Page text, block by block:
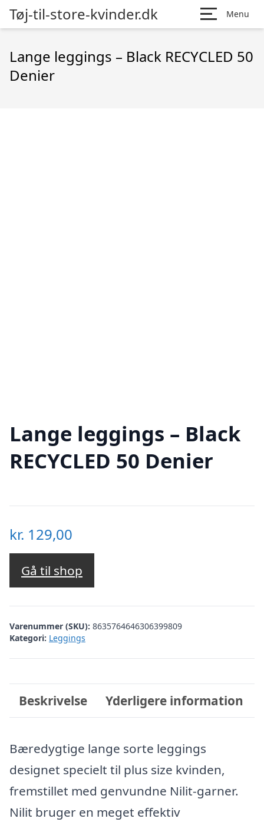
Tøj-til-store-kvinder.dk Menu
Lange leggings – Black RECYCLED 50
Denier
Lange leggings – Black
RECYCLED 50 Denier
kr. 129,00
Gå til shop
Varenummer (SKU): 8635764646306399809
Kategori: Leggings
Beskrivelse Yderligere information
Bæredygtige lange sorte leggings
designet specielt til plus size kvinden,
fremstillet med genvundne Nilit-garner.
Nilit bruger en meget effektiv